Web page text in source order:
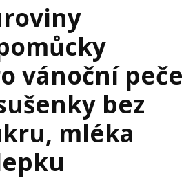
vánoční
bez
mléka